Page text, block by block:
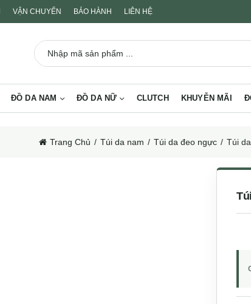
VẬN CHUYỂN BẢO HÀNH LIÊN HỆ
ĐỒ DA NAM ĐỒ DA NỮ CLUTCH KHUYỄN MÃI
Trang Chủ Túi da nam Túi da đeo ngực Túi